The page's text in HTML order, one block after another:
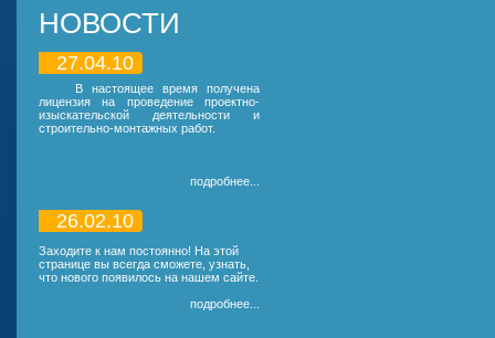
НОВОСТИ
27.04.10
В настоящее время получена
лицензия на проведение проектно-
изыскательской деятельности и
строительно-монтажных работ.
подробнее...
26.02.10
Заходите к нам постоянно! На этой
странице вы всегда сможете, узнать,
что нового появилось на нашем сайте.
подробнее...